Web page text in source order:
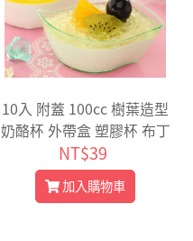
10入 附蓋 100cc 樹葉造型
奶酪杯 外帶盒 塑膠杯 布丁
杯 布蕾 果凍 慕斯杯 【G95
40】
NT$39
加入購物車